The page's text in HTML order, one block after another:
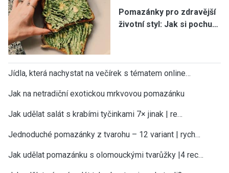
Pomazánky pro zdravější
životní styl: Jak si pochu…
Jídla, která nachystat na večírek s tématem online…
Jak na netradiční exotickou mrkvovou pomazánku
Jak udělat salát s krabími tyčinkami 7× jinak | re…
Jednoduché pomazánky z tvarohu – 12 variant | rych…
Jak udělat pomazánku s olomouckými tvarůžky |4 rec…